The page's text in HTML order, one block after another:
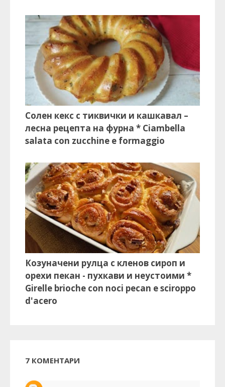
Солен кекс с тиквички и кашкавал –
лесна рецепта на фурна * Ciambella
salata con zucchine e formaggio
Козуначени рулца с кленов сироп и
орехи пекан - пухкави и неустоими *
Girelle brioche con noci pecan e sciroppo
d'acero
7 КОМЕНТАРИ